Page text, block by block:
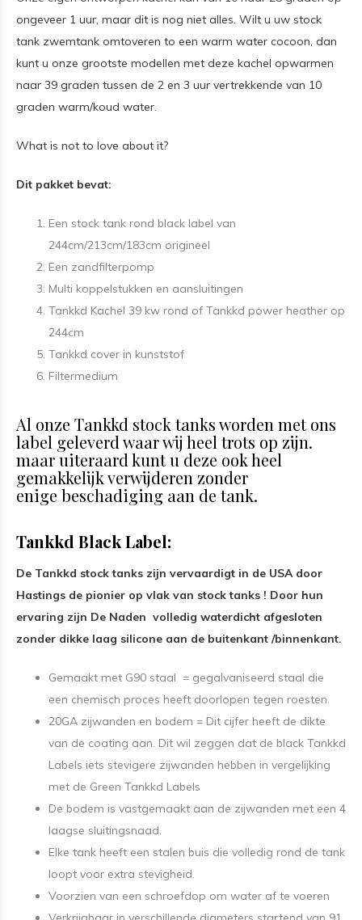
ongeveer 1 uur, maar dit is nog niet alles. Wilt u uw stock
tank zwemtank omtoveren to een warm water cocoon, dan
kunt u onze grootste modellen met deze kachel opwarmen
naar 39 graden tussen de 2 en 3 uur vertrekkende van 10
graden warm/koud water.
What is not to love about it?
Dit pakket bevat:
Een stock tank rond black label van
244cm/213cm/183cm origineel
Een zandfilterpomp
Multi koppelstukken en aansluitingen
Tankkd Kachel 39 kw rond of Tankkd power heather op
244cm
Tankkd cover in kunststof
Filtermedium
Al onze Tankkd stock tanks worden met ons
label geleverd waar wij heel trots op zijn.
maar uiteraard kunt u deze ook heel
gemakkelijk verwijderen zonder
enige beschadiging aan de tank.
Tankkd Black Label:
De Tankkd stock tanks zijn vervaardigt in de USA door
Hastings de pionier op vlak van stock tanks ! Door hun
ervaring zijn De Naden volledig waterdicht afgesloten
zonder dikke laag silicone aan de buitenkant /binnenkant.
Gemaakt met G90 staal = gegalvaniseerd staal die
een chemisch proces heeft doorlopen tegen roesten.
20GA zijwanden en bodem = Dit cijfer heeft de dikte
van de coating aan. Dit wil zeggen dat de black Tankkd
Labels iets stevigere zijwanden hebben in vergelijking
met de Green Tankkd Labels
De bodem is vastgemaakt aan de zijwanden met een 4
laagse sluitingsnaad.
Elke tank heeft een stalen buis die volledig rond de tank
loopt voor extra stevigheid.
Voorzien van een schroefdop om water af te voeren